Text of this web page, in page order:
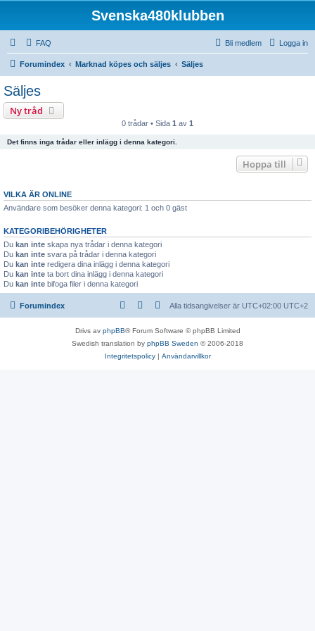
Svenska480klubben
FAQ Logga in
Bli medlem
Forumindex Marknad köpes och säljes Säljes
Säljes
Ny tråd
0 trådar • Sida 1 av 1
Det finns inga trådar eller inlägg i denna kategori.
Hoppa till
VILKA ÄR ONLINE
Användare som besöker denna kategori: 1 och 0 gäst
KATEGORIBEHÖRIGHETER
Du kan inte skapa nya trådar i denna kategori
Du kan inte svara på trådar i denna kategori
Du kan inte redigera dina inlägg i denna kategori
Du kan inte ta bort dina inlägg i denna kategori
Du kan inte bifoga filer i denna kategori
Forumindex Alla tidsangivelser är UTC+02:00 UTC+2
Drivs av phpBB® Forum Software © phpBB Limited
Swedish translation by phpBB Sweden © 2006-2018
Integritetspolicy| Användarvillkor